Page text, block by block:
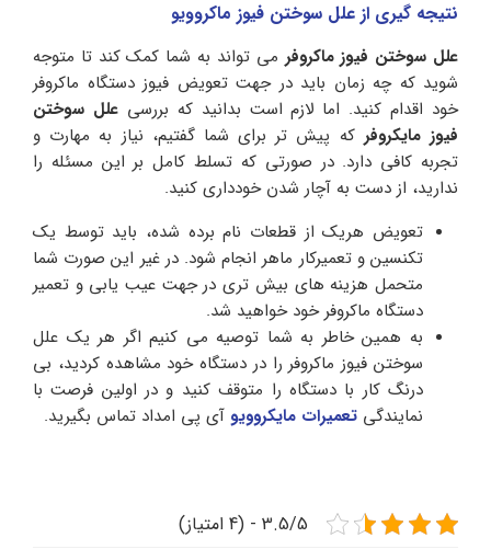
نتیجه گیری از علل سوختن فیوز ماکروویو
علل سوختن فیوز ماکروفر می تواند به شما کمک کند تا متوجه
شوید که چه زمان باید در جهت تعویض فیوز دستگاه ماکروفر
خود اقدام کنید. اما لازم است بدانید که بررسیعلل سوختن
فیوز مایکروفر که پیش تر برای شما گفتیم، نیاز به مهارت و
تجربه کافی دارد. در صورتی که تسلط کامل بر این مسئله را
ندارید، از دست به آچار شدن خودداری کنید.
تعویض هریک از قطعات نام برده شده، باید توسط یک
تکنسین و تعمیرکار ماهر انجام شود. در غیر این صورت شما
متحمل هزینه های بیش تری در جهت عیب یابی و تعمیر
دستگاه ماکروفر خود خواهید شد.
به همین خاطر به شما توصیه می کنیم اگر هر یک علل
سوختن فیوز ماکروفر را در دستگاه خود مشاهده کردید، بی
درنگ کار با دستگاه را متوقف کنید و در اولین فرصت با
نمایندگی تعمیرات مایکروویو آی پی امداد تماس بگیرید.
3.5/5 - (4 امتیاز)